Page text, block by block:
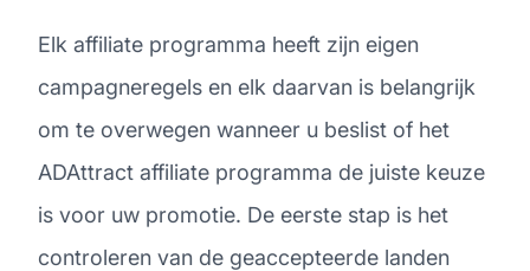
Elk affiliate programma heeft zijn eigen
campagneregels en elk daarvan is belangrijk
om te overwegen wanneer u beslist of het
ADAttract affiliate programma de juiste keuze
is voor uw promotie. De eerste stap is het
controleren van de geaccepteerde landen